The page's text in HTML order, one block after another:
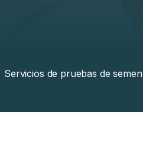
Servicios de pruebas de semen